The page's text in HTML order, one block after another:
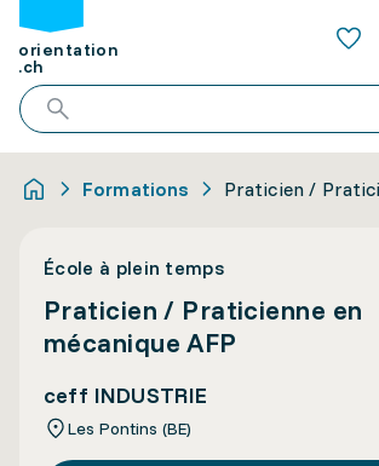
orientation
.ch
Formations Praticien /
École à plein temps
Praticien / Praticienne en
mécanique AFP
ceff INDUSTRIE
Les Pontins (BE)